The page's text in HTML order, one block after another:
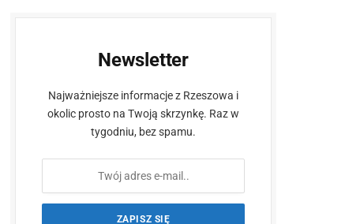
Newsletter
Najważniejsze informacje z Rzeszowa i
okolic prosto na Twoją skrzynkę. Raz w
tygodniu, bez spamu.